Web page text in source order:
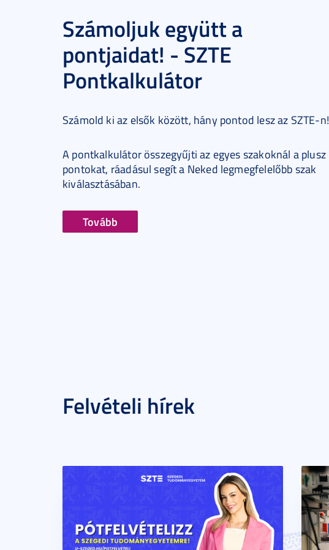
Számoljuk együtt a
pontjaidat! - SZTE
Pontkalkulátor
Számold ki az elsők között, hány pontod lesz az SZTE-n!
A pontkalkulátor összegyűjti az egyes szakoknál a plusz
pontokat, ráadásul segít a Neked legmegfelelőbb szak
kiválasztásában.
Tovább
Felvételi hírek